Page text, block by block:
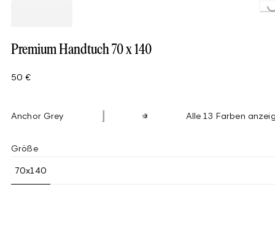
Loading...
Premium Handtuch 70 x 140
50 €
Anchor Grey Alle 13 Farben
Größe
70x140